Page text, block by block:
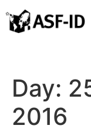
Day:
2016